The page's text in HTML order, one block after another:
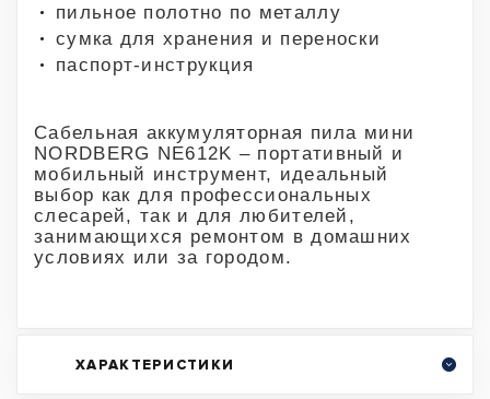
пильное полотно по металлу
сумка для хранения и переноски
паспорт-инструкция
Сабельная аккумуляторная пила мини
NORDBERG NE612K – портативный и
мобильный инструмент, идеальный
выбор как для профессиональных
слесарей, так и для любителей,
занимающихся ремонтом в домашних
условиях или за городом.
ХАРАКТЕРИСТИКИ